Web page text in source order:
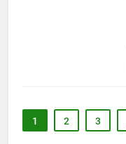
1 2 3